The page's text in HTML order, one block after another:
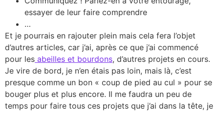
essayer de leur faire comprendre
…
Et je pourrais en rajouter plein mais cela fera l’objet
d’autres articles, car j’ai, après ce que j’ai commencé
pour les abeilles et bourdons, d’autres projets en cours.
Je vire de bord, je n’en étais pas loin, mais là, c’est
presque comme un bon « coup de pied au cul » pour se
bouger plus et plus encore. Il me faudra un peu de
temps pour faire tous ces projets que j’ai dans la tête, je